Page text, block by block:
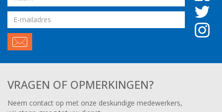
Email
VRAGEN OF OPMERKINGEN?
Neem contact op met onze deskundige medewerkers,